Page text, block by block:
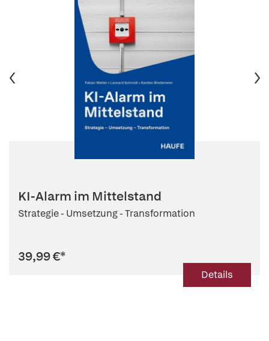
KI-Alarm im Mittelstand
Strategie - Umsetzung - Transformation
39,99 €*
Details